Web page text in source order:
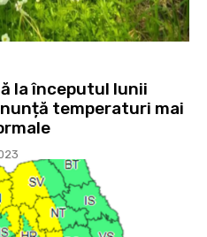
la începutul lunii
temperaturi mai